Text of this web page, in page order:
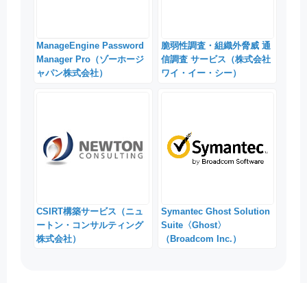
ManageEngine Password
Manager Pro（ゾーホージ
ャパン株式会社）
脆弱性調査・組織外脅威 通
信調査 サービス（株式会社
ワイ・イー・シー）
CSIRT構築サービス（ニュ
ートン・コンサルティング
株式会社）
Symantec Ghost Solution
Suite〈Ghost〉
（Broadcom Inc.）